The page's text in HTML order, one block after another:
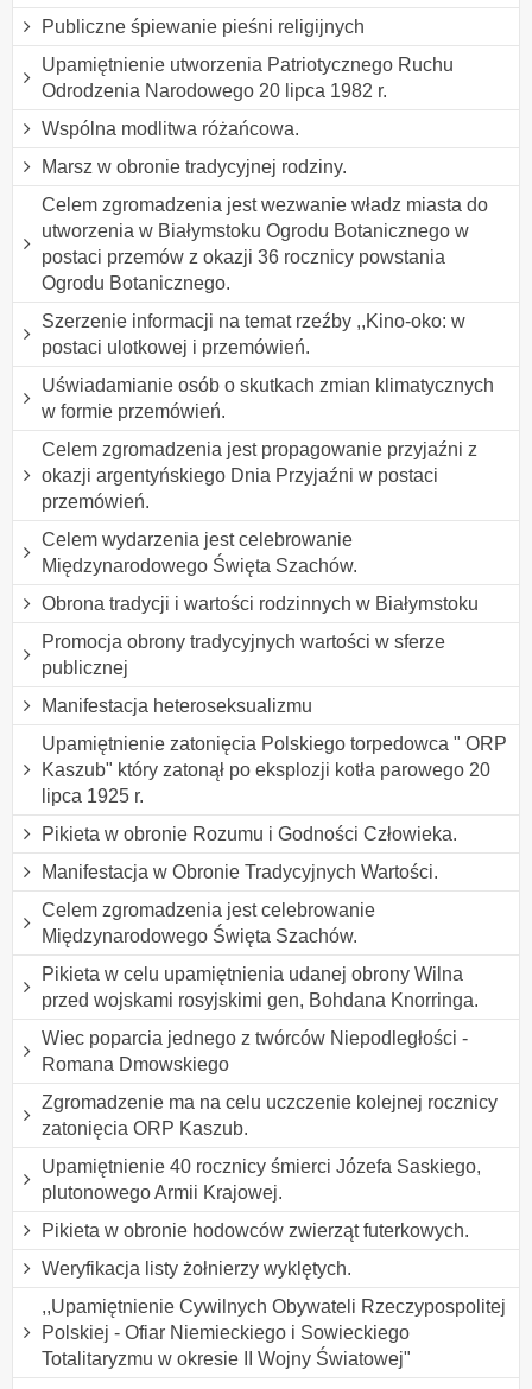
Publiczne śpiewanie pieśni religijnych
Upamiętnienie utworzenia Patriotycznego Ruchu
Odrodzenia Narodowego 20 lipca 1982 r.
Wspólna modlitwa różańcowa.
Marsz w obronie tradycyjnej rodziny.
Celem zgromadzenia jest wezwanie władz miasta do
utworzenia w Białymstoku Ogrodu Botanicznego w
postaci przemów z okazji 36 rocznicy powstania
Ogrodu Botanicznego.
Szerzenie informacji na temat rzeźby ,,Kino-oko: w
postaci ulotkowej i przemówień.
Uświadamianie osób o skutkach zmian klimatycznych
w formie przemówień.
Celem zgromadzenia jest propagowanie przyjaźni z
okazji argentyńskiego Dnia Przyjaźni w postaci
przemówień.
Celem wydarzenia jest celebrowanie
Międzynarodowego Święta Szachów.
Obrona tradycji i wartości rodzinnych w Białymstoku
Promocja obrony tradycyjnych wartości w sferze
publicznej
Manifestacja heteroseksualizmu
Upamiętnienie zatonięcia Polskiego torpedowca " ORP
Kaszub" który zatonął po eksplozji kotła parowego 20
lipca 1925 r.
Pikieta w obronie Rozumu i Godności Człowieka.
Manifestacja w Obronie Tradycyjnych Wartości.
Celem zgromadzenia jest celebrowanie
Międzynarodowego Święta Szachów.
Pikieta w celu upamiętnienia udanej obrony Wilna
przed wojskami rosyjskimi gen, Bohdana Knorringa.
Wiec poparcia jednego z twórców Niepodległości -
Romana Dmowskiego
Zgromadzenie ma na celu uczczenie kolejnej rocznicy
zatonięcia ORP Kaszub.
Upamiętnienie 40 rocznicy śmierci Józefa Saskiego,
plutonowego Armii Krajowej.
Pikieta w obronie hodowców zwierząt futerkowych.
Weryfikacja listy żołnierzy wyklętych.
,,Upamiętnienie Cywilnych Obywateli Rzeczypospolitej
Polskiej - Ofiar Niemieckiego i Sowieckiego
Totalitaryzmu w okresie II Wojny Światowej"